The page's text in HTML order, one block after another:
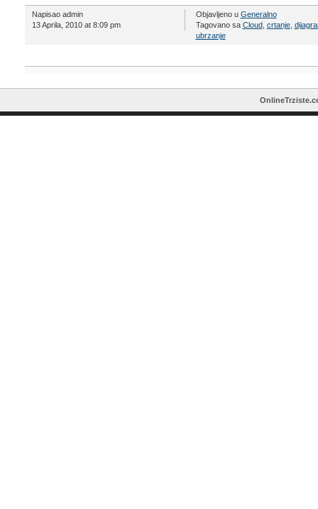
Napisao admin
13 Aprila, 2010 at 8:09 pm
Objavljeno u Generalno
Tagovano sa Cloud, crtanje,
ubrzanje